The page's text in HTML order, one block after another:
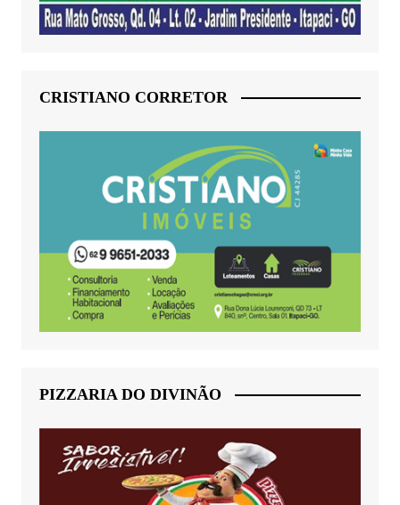
CRISTIANO CORRETOR
PIZZARIA DO DIVINÃO